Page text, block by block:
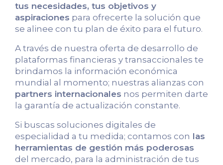
tus necesidades, tus objetivos y
aspiraciones para ofrecerte la solución que
se alinee con tu plan de éxito para el futuro.
A través de nuestra oferta de desarrollo de
plataformas financieras y transaccionales te
brindamos la información económica
mundial al momento; nuestras alianzas con
partners internacionales nos permiten darte
la garantía de actualización constante.
Si buscas soluciones digitales de
especialidad a tu medida; contamos con las
herramientas de gestión más poderosas
del mercado, para la administración de tus